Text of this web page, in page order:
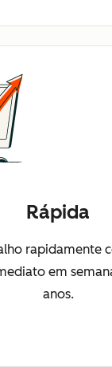
Rápida
rapidamente
em
anos.